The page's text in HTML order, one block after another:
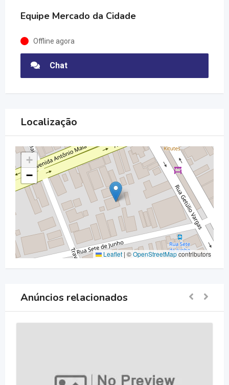
Equipe Mercado da Cidade
Offline agora
Chat
Localização
+
−
Leaflet | ©OpenStreetMapcontributors
Anúncios relacionados